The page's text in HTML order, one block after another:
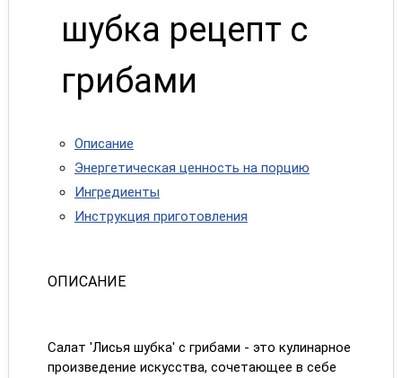
шубка рецепт с
грибами
Описание
Энергетическая ценность на порцию
Ингредиенты
Инструкция приготовления
ОПИСАНИЕ
Салат 'Лисья шубка' с грибами - это кулинарное
произведение искусства, сочетающее в себе